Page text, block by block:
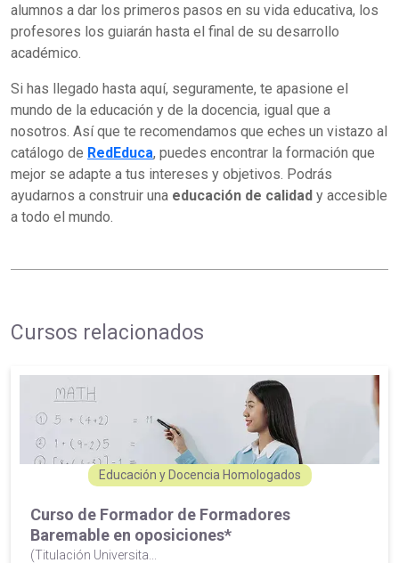
alumnos a dar los primeros pasos en su vida educativa, los
profesores los guiarán hasta el final de su desarrollo
académico.
Si has llegado hasta aquí, seguramente, te apasione el
mundo de la educación y de la docencia, igual que a
nosotros. Así que te recomendamos que eches un vistazo al
catálogo de RedEduca, puedes encontrar la formación que
mejor se adapte a tus intereses y objetivos. Podrás
ayudarnos a construir una educación de calidad y accesible
a todo el mundo.
Cursos relacionados
Educación y Docencia Homologados
Curso de Formador de Formadores
Baremable en oposiciones*
(Titulación Universita...